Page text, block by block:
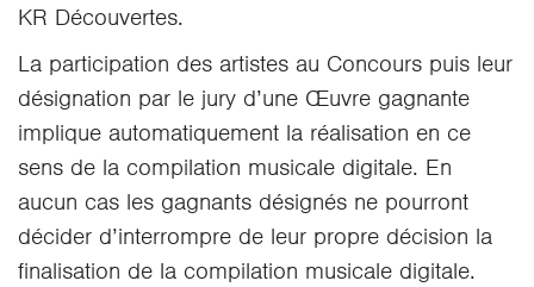
KR Découvertes.
La participation des artistes au Concours puis leur
désignation par le jury d’une Œuvre gagnante
implique automatiquement la réalisation en ce
sens de la compilation musicale digitale. En
aucun cas les gagnants désignés ne pourront
décider d’interrompre de leur propre décision la
finalisation de la compilation musicale digitale.